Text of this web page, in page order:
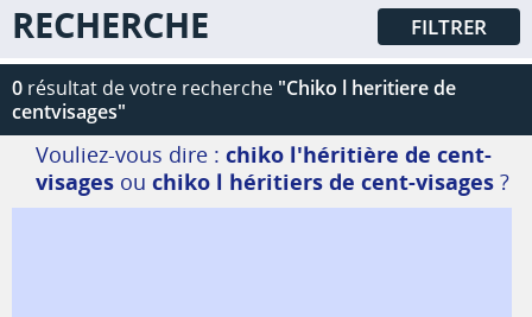
RECHERCHE FILTRER
0 résultat de votre recherche "Chiko l heritiere de
centvisages"
Vouliez-vous dire : chiko l'héritière de cent-
visages ou chiko l héritiers de cent-visages ?